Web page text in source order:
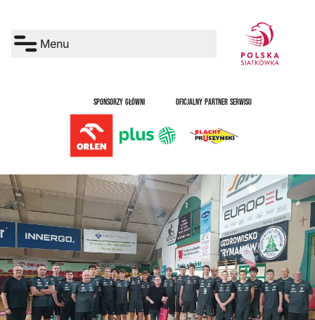
Menu
SPONSORZY GŁÓWNI OFICJALNY PARTNER SERWISU